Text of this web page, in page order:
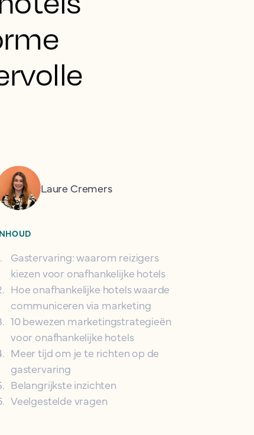
Laure Cremers
.
Gastervaring: waarom reizigers
kiezen voor onafhankelijke hotels
. Hoe onafhankelijke hotels waarde
communiceren via marketing
. 10 bewezen marketingstrategieën
voor onafhankelijke hotels
. Meer tijd om je te richten op de
gastervaring
. Belangrijkste inzichten
. Veelgestelde vragen